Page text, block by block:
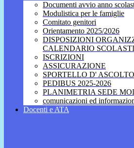
Documenti avvio anno
Modulistica per le famiglie
Comitato genitori
Orientamento 2025/2026
DISPOSIZIONI
CALENDARIO
ISCRIZIONI
ASSICURAZIONE
SPORTELLO D' ASCOLTO
PEDIBUS 2025-2026
PLANIMETRIA SEDE
comunicazioni ed
Docenti e ATA